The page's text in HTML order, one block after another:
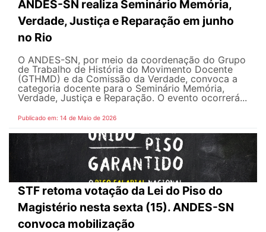
ANDES-SN realiza Seminário Memória,
Verdade, Justiça e Reparação em junho
no Rio
O ANDES-SN, por meio da coordenação do Grupo
de Trabalho de História do Movimento Docente
(GTHMD) e da Comissão da Verdade, convoca a
categoria docente para o Seminário Memória,
Verdade, Justiça e Reparação. O evento ocorrerá...
Publicado em: 14 de Maio de 2026
STF retoma votação da Lei do Piso do
Magistério nesta sexta (15). ANDES-SN
convoca mobilização